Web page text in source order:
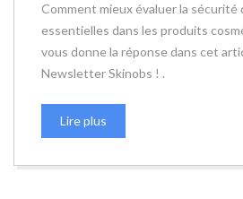
Comment mieux évaluer la sécurité
essentielles dans les produits
vous donne la réponse dans cet
Newsletter Skinobs ! .
Lire plus